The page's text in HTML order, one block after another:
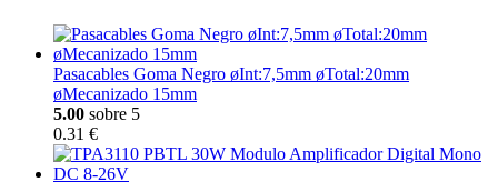
Pasacables Goma Negro øInt:7,5mm øTotal:20mm
øMecanizado 15mm
5.00 sobre 5
0.31 €